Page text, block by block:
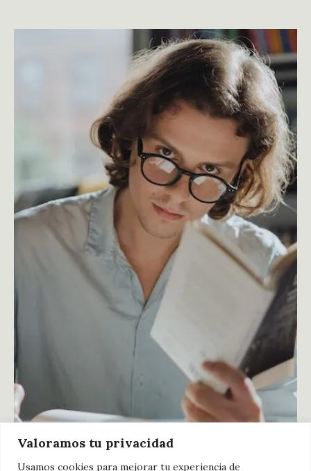
Valoramos tu privacidad
Usamos cookies para mejorar tu experiencia de